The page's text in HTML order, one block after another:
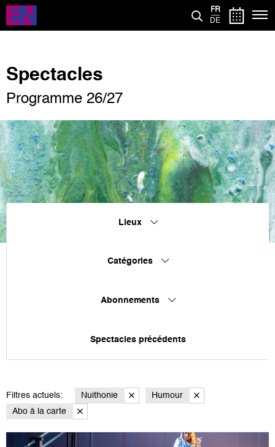
Aller
contenu
FR
DE
Spectacles
Programme 26/27
Lieux
Catégories
Abonnements
Spectacles précédents
Filtres actuels: Nuithonie
Humour
Abo à la carte